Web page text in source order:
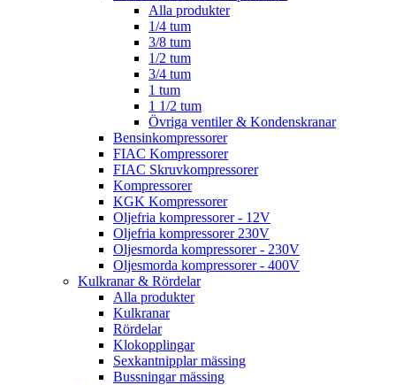
Alla produkter
1/4 tum
3/8 tum
1/2 tum
3/4 tum
1 tum
1 1/2 tum
Övriga ventiler & Kondenskranar
Bensinkompressorer
FIAC Kompressorer
FIAC Skruvkompressorer
Kompressorer
KGK Kompressorer
Oljefria kompressorer - 12V
Oljefria kompressorer 230V
Oljesmorda kompressorer - 230V
Oljesmorda kompressorer - 400V
Kulkranar & Rördelar
Alla produkter
Kulkranar
Rördelar
Klokopplingar
Sexkantnipplar mässing
Bussningar mässing